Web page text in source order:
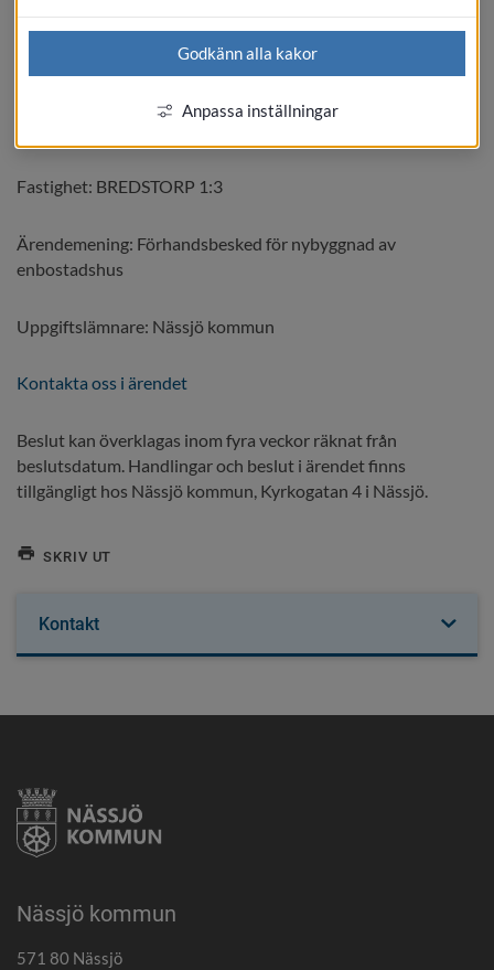
Kungörelsetyp: Beslut
Beslutsdatum: 2026-06-24
Fastighet: BREDSTORP 1:3
Ärendemening: Förhandsbesked för nybyggnad av
enbostadshus
Uppgiftslämnare: Nässjö kommun
Kontakta oss i ärendet
Beslut kan överklagas inom fyra veckor räknat från
beslutsdatum. Handlingar och beslut i ärendet finns
tillgängligt hos Nässjö kommun, Kyrkogatan 4 i Nässjö.
SKRIV UT
Kontakt
Nässjö kommun
571 80 Nässjö
Godkänn alla kakor
Anpassa inställningar